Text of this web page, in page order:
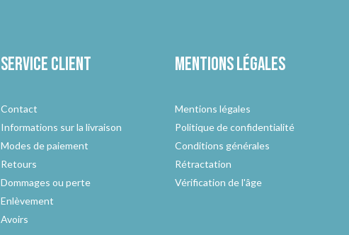
Service client
Contact
Informations sur la livraison
Modes de paiement
Retours
Dommages ou perte
Enlèvement
Avoirs
Mentions légales
Mentions légales
Politique de confidentialité
Conditions générales
Rétractation
Vérification de l'âge